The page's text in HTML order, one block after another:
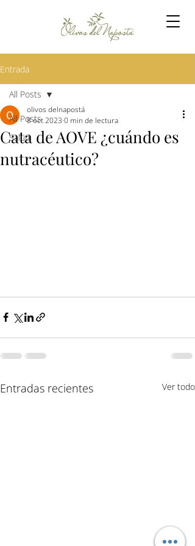
Entrada
All Posts
Salud
All Posts
Cata de AOVE ¿cuándo es
nutracéutico?
olivos delnapostá
8 oct 2023 0 min de lectura
Entradas recientes Ver todo